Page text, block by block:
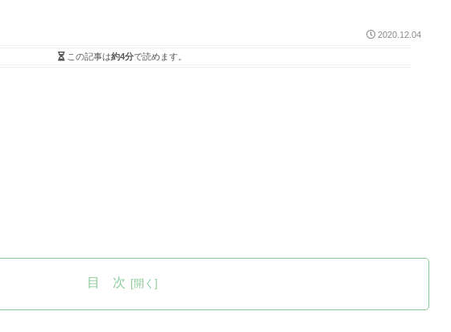
2020.12.04
この記事は約4分で読めます。
目 次